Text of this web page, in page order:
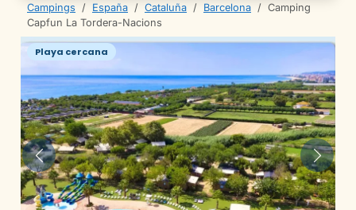
Campings / España / Cataluña / Barcelona / Camping
Capfun La Tordera-Nacions
Playa cercana
Anterior